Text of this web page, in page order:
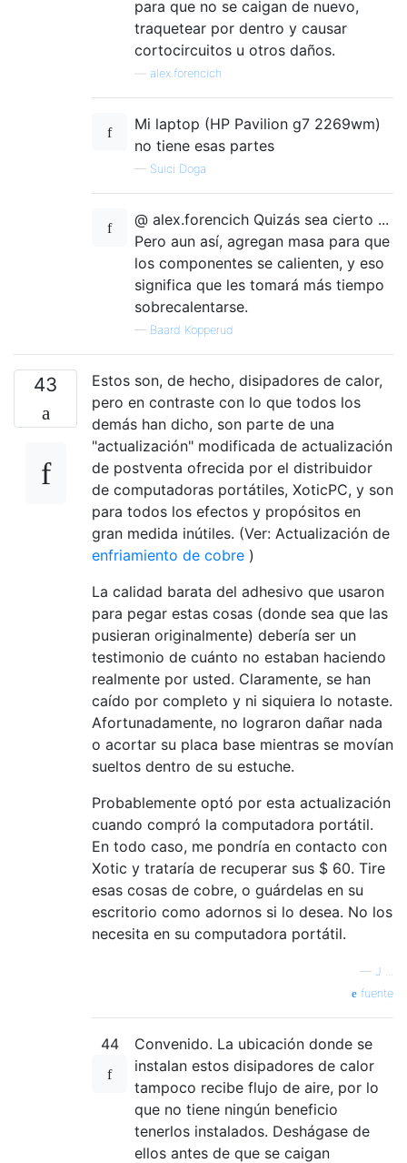
para que no se caigan de nuevo,
traquetear por dentro y causar
cortocircuitos u otros daños.
alex.forencich
Mi laptop (HP Pavilion g7 2269wm)
no tiene esas partes
— Suici Doga
@ alex.forencich Quizás sea cierto ...
Pero aun así, agregan masa para que
los componentes se calienten, y eso
significa que les tomará más tiempo
sobrecalentarse.
— Baard Kopperud
43
Estos son, de hecho, disipadores de calor,
pero en contraste con lo que todos los
demás han dicho, son parte de una
"actualización" modificada de actualización
de postventa ofrecida por el distribuidor
de computadoras portátiles, XoticPC, y son
para todos los efectos y propósitos en
gran medida inútiles. (Ver: Actualización de
enfriamiento de cobre )
La calidad barata del adhesivo que usaron
para pegar estas cosas (donde sea que las
pusieran originalmente) debería ser un
testimonio de cuánto no estaban haciendo
realmente por usted. Claramente, se han
caído por completo y ni siquiera lo notaste.
Afortunadamente, no lograron dañar nada
o acortar su placa base mientras se movían
sueltos dentro de su estuche.
Probablemente optó por esta actualización
cuando compró la computadora portátil.
En todo caso, me pondría en contacto con
Xotic y trataría de recuperar sus $ 60. Tire
esas cosas de cobre, o guárdelas en su
escritorio como adornos si lo desea. No los
necesita en su computadora portátil.
— J ...
fuente
44
Convenido. La ubicación donde se
instalan estos disipadores de calor
tampoco recibe flujo de aire, por lo
que no tiene ningún beneficio
tenerlos instalados. Deshágase de
ellos antes de que se caigan